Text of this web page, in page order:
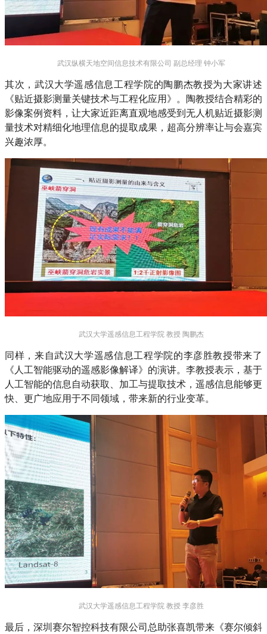
武汉纵横天地空间信息技术有限公司 副总经理 钟小军
其次，武汉大学遥感信息工程学院的陶鹏杰教授为大家讲述
《贴近摄影测量关键技术与工程化应用》。陶教授结合精彩的
影像案例资料，让大家近距离直观地感受到无人机贴近摄影测
量技术对精细化地理信息的提取成果，超高分辨率让与会嘉宾
兴趣浓厚。
武汉大学遥感信息工程学院 教授 陶鹏杰
同样，来自武汉大学遥感信息工程学院的李彦胜教授带来了
《人工智能驱动的遥感影像解译》的演讲。李教授表示，基于
人工智能的信息自动获取、加工与提取技术，遥感信息能够更
快、更广地应用于不同领域，带来新的行业变革。
武汉大学遥感信息工程学院 教授 李彦胜
最后，深圳赛尔智控科技有限公司总助张喜凯带来《赛尔倾斜